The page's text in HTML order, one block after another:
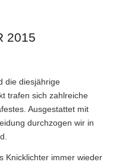
2015
die diesjährige
trafen sich zahlreiche
Ausgestattet mit
durchzogen wir in
Knicklichter immer wieder